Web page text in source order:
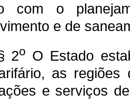
com o
e de
2o O Estado
as regiões
e serviços